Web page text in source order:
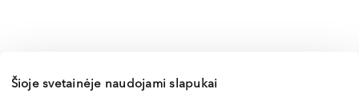
Šioje svetainėje naudojami slapukai
J. Basanavičiaus str. 80